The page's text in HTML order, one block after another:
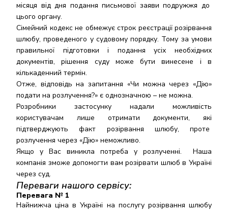
місяця від дня подання письмової заяви подружжя до
цього органу.
Сімейний кодекс не обмежує строк реєстрації розірвання
шлюбу, проведеного у судовому порядку. Тому за умови
правильної підготовки і подання усіх необхідних
документів, рішення суду може бути винесене і в
кількаденний термін.
Отже, відповідь на запитання «Чи можна через «Дію»
подати на розлучення?» є однозначною – не можна.
Розробники застосунку надали можливість
користувачам лише отримати документи, які
підтверджують факт розірвання шлюбу, проте
розлучення через «Дію» неможливо.
Якщо у Вас виникла потреба у розлученні. Наша
компанія зможе допомогти вам розірвати шлюб в Україні
через суд.
Переваги нашого сервісу:
Перевага № 1
Найнижча ціна в Україні на послугу розірвання шлюбу